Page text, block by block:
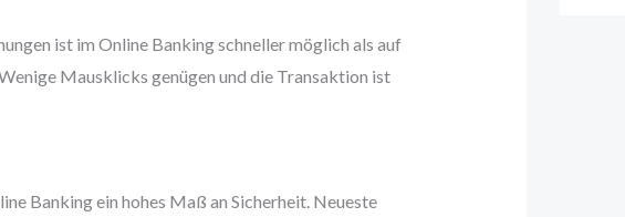
ist im Online Banking schneller möglich als auf
Mausklicks genügen und die Transaktion ist
Banking ein hohes Maß an Sicherheit. Neueste